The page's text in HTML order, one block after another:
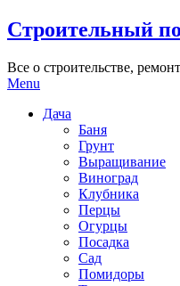
Skip
to
Строительный
Все о строительстве,
Menu
Дача
Баня
Грунт
Выращивание
Виноград
Клубника
Перцы
Огурцы
Посадка
Сад
Помидоры